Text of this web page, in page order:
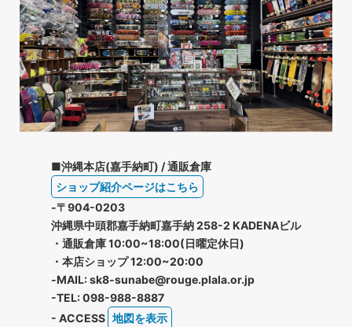
■沖縄本店(嘉手納町) / 通販倉庫
ショップ紹介ページはこちら
-〒904-0203
沖縄県中頭郡嘉手納町嘉手納 258-2 KADENAビル
・通販倉庫 10:00~18:00(日曜定休日)
・本店ショップ 12:00~20:00
-MAIL: sk8-sunabe@rouge.plala.or.jp
-TEL: 098-988-8887
- ACCESS 地図を表示